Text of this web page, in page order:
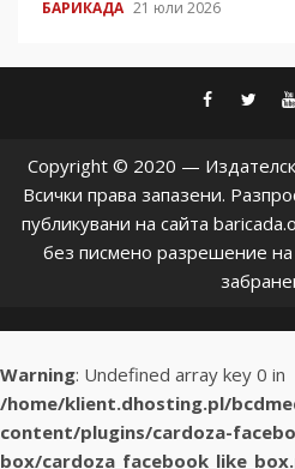
БАРИКАДА 21 юли 2026
Copyright © 2020 —
Всички права запазени.
публикувани на сайта
без писмено разрешение на
Warning: Undefined array key 0 in
/home/klient.dhosting.pl/
content/plugins/cardoza-
box/